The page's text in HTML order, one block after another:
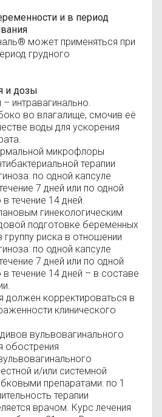
и в период
может применяться при
грудного
и дозы
интравагинально.
во влагалище, смочив её
воды для ускорения
микрофлоры
терапии
по одной капсуле
7 дней или по одной
течение 14 дней.
гинекологическим
подготовке беременных
риска в отношении
по одной капсуле
7 дней или по одной
течение 14 дней – в составе
должен корректироваться в
клинического
вульвовагинального
обострения
и/или системной
препаратами: по 1
терапии
врачом. Курс лечения